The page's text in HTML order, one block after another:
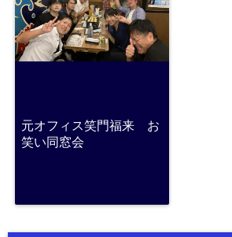
元オフィス笑門福来 お
笑い同窓会